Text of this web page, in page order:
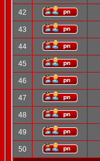
42
43
44
45
46
47
48
49
50